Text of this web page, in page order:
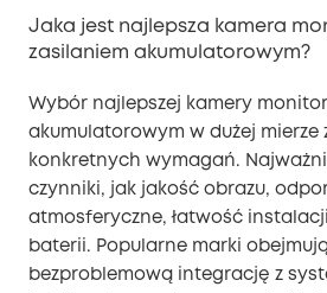
Jaka jest najlepsza kamera
zasilaniem akumulatorowym?
Wybór najlepszej kamery
akumulatorowym w dużej mierze
konkretnych wymagań.
czynniki, jak jakość obrazu,
atmosferyczne, łatwość
baterii. Popularne marki
bezproblemową integrację z